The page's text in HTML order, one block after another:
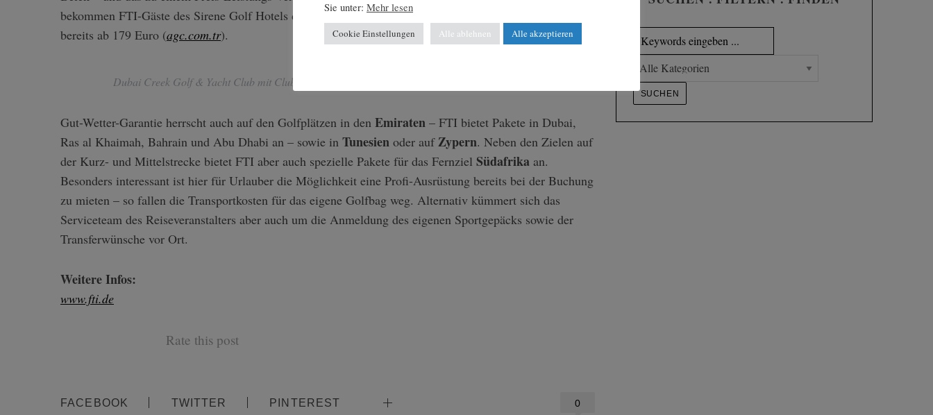
bekommen FTI-Gäste des Sirene Golf Hotels drei Runden auf dem anspruchsvollen
bereits ab 179 Euro (agc.com.tr).
Dubai Creek Golf & Yacht Club mit Clubhaus.
Gut-Wetter-Garantie herrscht auch auf den Golfplätzen in den Emiraten – FTI bietet Pakete in Dubai,
Ras al Khaimah, Bahrain und Abu Dhabi an – sowie in Tunesien oder aufZypern. Neben den Zielen auf
der Kurz- und Mittelstrecke bietet FTI aber auch spezielle Pakete für das Fernziel Südafrika an.
Besonders interessant ist hier für Urlauber die Möglichkeit eine Profi-Ausrüstung bereits bei der Buchung
zu mieten – so fallen die Transportkosten für das eigene Golfbag weg. Alternativ kümmert sich das
Serviceteam des Reiseveranstalters aber auch um die Anmeldung des eigenen Sportgepäcks sowie der
Transferwünsche vor Ort.
Weitere Infos:
www.fti.de
Rate this post
0
FACEBOOK TWITTER PINTEREST
Sie unter: Mehr lesen
Cookie Einstellungen Alle ablehnen Alle akzeptieren